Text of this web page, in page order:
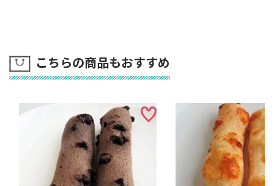
こちらの商品もおすすめ